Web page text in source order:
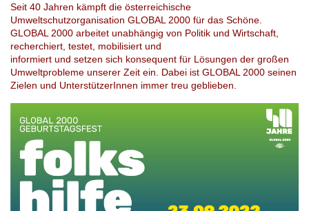
Seit 40 Jahren kämpft die österreichische
Umweltschutzorganisation GLOBAL 2000 für das Schöne.
GLOBAL 2000 arbeitet unabhängig von Politik und Wirtschaft,
recherchiert, testet, mobilisiert und
informiert und setzen sich konsequent für Lösungen der großen
Umweltprobleme unserer Zeit ein. Dabei ist GLOBAL 2000 seinen
Zielen und UnterstützerInnen immer treu geblieben.